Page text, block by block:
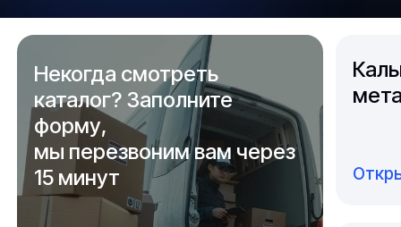
Некогда смотреть
каталог? Заполните
форму,
мы перезвоним вам через
15 минут